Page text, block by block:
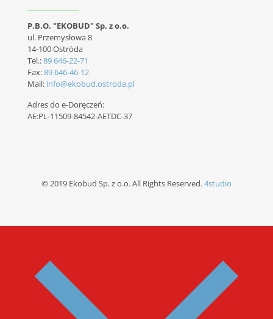
P.B.O. "EKOBUD" Sp. z o.o.
ul. Przemysłowa 8
14-100 Ostróda
Tel.:89 646-22-71
Fax:89 646-46-12
Mail: info@ekobud.ostroda.pl
Adres do e-Doręczeń:
AE:PL-11509-84542-AETDC-37
© 2019 Ekobud Sp. z o.o. All Rights Reserved.4studio